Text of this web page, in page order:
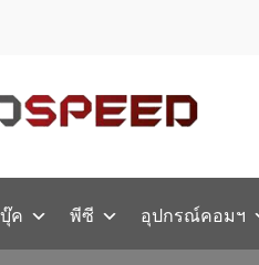
ค พีซี อุปกรณ์คอมฯ